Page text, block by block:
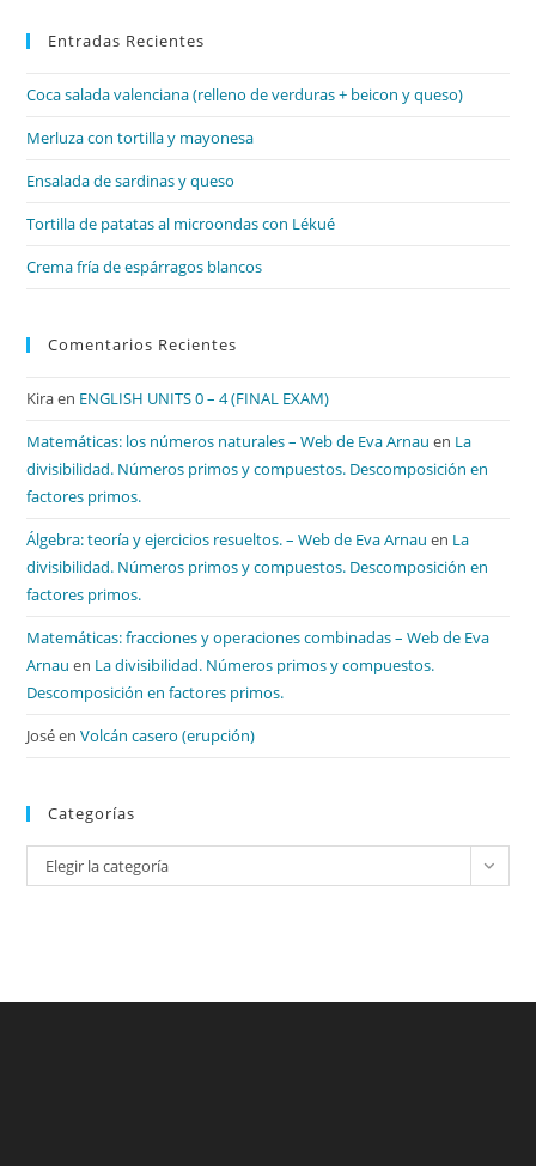
Entradas Recientes
Coca salada valenciana (relleno de verduras + beicon y queso)
Merluza con tortilla y mayonesa
Ensalada de sardinas y queso
Tortilla de patatas al microondas con Lékué
Crema fría de espárragos blancos
Comentarios Recientes
Kiraen ENGLISH UNITS 0 – 4 (FINAL EXAM)
Matemáticas: los números naturales – Web de Eva Arnau en La
divisibilidad. Números primos y compuestos. Descomposición en
factores primos.
Álgebra: teoría y ejercicios resueltos. – Web de Eva Arnau en La
divisibilidad. Números primos y compuestos. Descomposición en
factores primos.
Matemáticas: fracciones y operaciones combinadas – Web de Eva
Arnau en La divisibilidad. Números primos y compuestos.
Descomposición en factores primos.
JoséenVolcán casero (erupción)
Categorías
Categorías
Elegir la categoría